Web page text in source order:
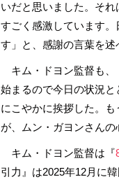
いだと思いました。そ
すごく感激しています
す」と、感謝の言葉を述
キム・ドヨン監督も、
始まるので今日の状況
にこやかに挨拶した。
が、ムン・ガヨンさんの
キム・ドヨン監督は『
引力』は2025年12月に